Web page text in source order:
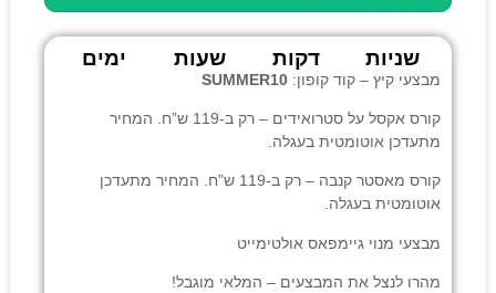
ימים שעות דקות שניות
מבצעי קיץ – קוד קופון: SUMMER10
קורס אקסל על סטרואידים
– רק ב-119 ש”ח. המחיר
מתעדכן אוטומטית בעגלה.
קורס מאסטר קנבה
– רק ב-119 ש”ח. המחיר מתעדכן
אוטומטית בעגלה.
מבצעי מנוי גיימפאס אולטימייט
מהרו לנצל את המבצעים – המלאי מוגבל!